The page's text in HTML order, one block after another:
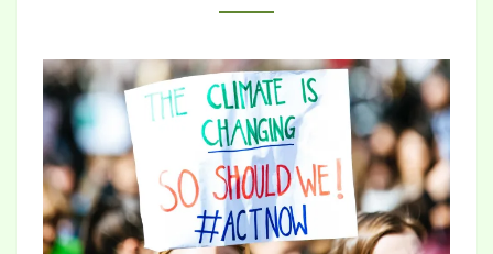
ÉCOLOGIQUE,
RÉBELLION
EST
NÉCESSAIRE
»